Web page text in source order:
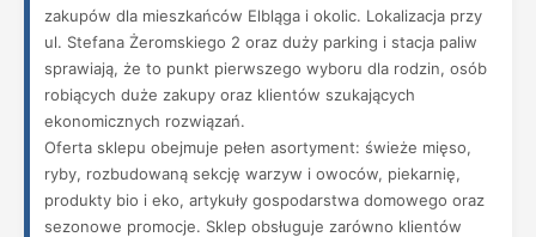
zakupów dla mieszkańców Elbląga i okolic. Lokalizacja przy
ul. Stefana Żeromskiego 2 oraz duży parking i stacja paliw
sprawiają, że to punkt pierwszego wyboru dla rodzin, osób
robiących duże zakupy oraz klientów szukających
ekonomicznych rozwiązań.
Oferta sklepu obejmuje pełen asortyment: świeże mięso,
ryby, rozbudowaną sekcję warzyw i owoców, piekarnię,
produkty bio i eko, artykuły gospodarstwa domowego oraz
sezonowe promocje. Sklep obsługuje zarówno klientów